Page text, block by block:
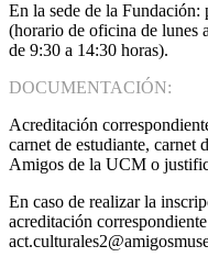
En la sede de la
(horario de oficina de lunes
de 9:30 a 14:30 horas).
DOCUMENTACIÓN:
Acreditación
carnet de estudiante,
Amigos de la UCM o
En caso de realizar la
acreditación